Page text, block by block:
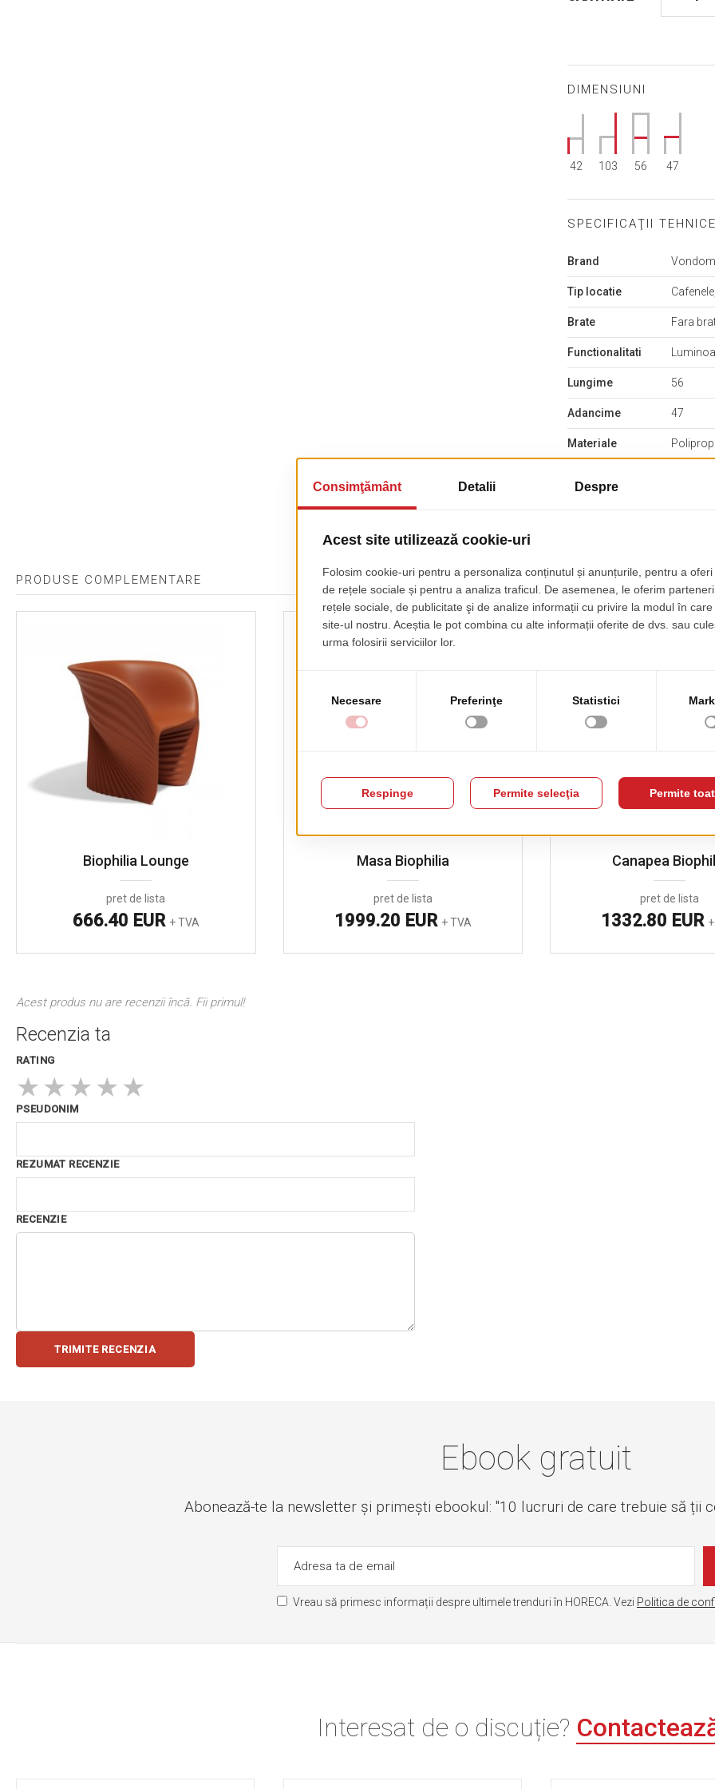
DIMENSIUNI
42 103 56 47
SPECIFICAŢII TEHNICE
Mai
informații
Brand Vondom
Tip locatie
Brate Fara
Functionalitati
Lungime 56
Adancime 47
Materiale
PRODUSE COMPLEMENTARE
Biophilia Lounge
pret de lista
666.40 EUR + TVA
Masa Biophilia
pret de lista
1999.20 EUR + TVA
Canapea
pret de lista
1332.80 EUR
Acest produs nu are recenzii încă. Fii primul!
Recenzia ta
RATING
★ ★ ★ ★ ★
PSEUDONIM
REZUMAT RECENZIE
RECENZIE
TRIMITE RECENZIA
Ebook gratuit
Abonează-te la newsletter și primești ebookul: "10 lucruri de care trebuie să ții
Vreau să primesc informații despre ultimele trenduri în HORECA. Vezi Politica de
Interesat de o discuție?